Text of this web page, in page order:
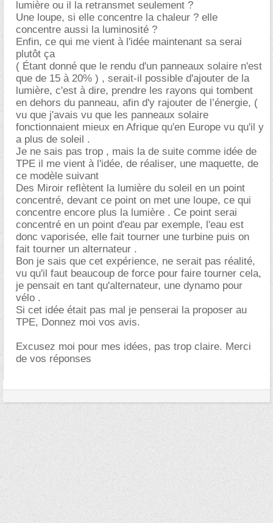
lumière ou il la retransmet seulement ?
Une loupe, si elle concentre la chaleur ? elle
concentre aussi la luminosité ?
Enfin, ce qui me vient à l'idée maintenant sa serai
plutôt ça
( Étant donné que le rendu d'un panneaux solaire n'est
que de 15 à 20% ) , serait-il possible d'ajouter de la
lumière, c'est à dire, prendre les rayons qui tombent
en dehors du panneau, afin d'y rajouter de l’énergie, (
vu que j'avais vu que les panneaux solaire
fonctionnaient mieux en Afrique qu'en Europe vu qu'il y
a plus de soleil .
Je ne sais pas trop , mais la de suite comme idée de
TPE il me vient à l'idée, de réaliser, une maquette, de
ce modèle suivant
Des Miroir reflètent la lumière du soleil en un point
concentré, devant ce point on met une loupe, ce qui
concentre encore plus la lumière . Ce point serai
concentré en un point d'eau par exemple, l'eau est
donc vaporisée, elle fait tourner une turbine puis on
fait tourner un alternateur .
Bon je sais que cet expérience, ne serait pas réalité,
vu qu'il faut beaucoup de force pour faire tourner cela,
je pensait en tant qu'alternateur, une dynamo pour
vélo .
Si cet idée était pas mal je penserai la proposer au
TPE, Donnez moi vos avis.
Excusez moi pour mes idées, pas trop claire. Merci
de vos réponses